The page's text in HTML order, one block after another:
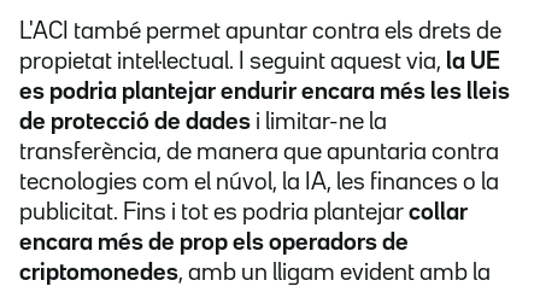
L'ACI també permet apuntar contra els drets de
propietat intel·lectual. I seguint aquest via, la UE
es podria plantejar endurir encara més les lleis
de protecció de dades i limitar-ne la
transferència, de manera que apuntaria contra
tecnologies com el núvol, la IA, les finances o la
publicitat. Fins i tot es podria plantejar collar
encara més de prop els operadors de
criptomonedes, amb un lligam evident amb la